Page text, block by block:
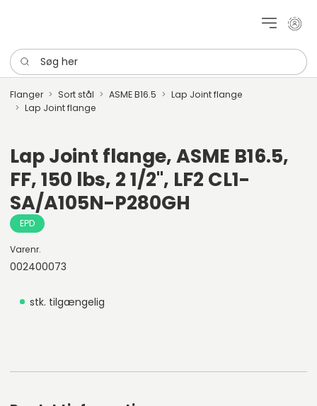
Mit
Søg her
Flanger Sort stål ASME B16.5
Lap Joint flange
Lap Joint flange
Lap Joint flange, ASME B16.5,
FF, 150 lbs, 2 1/2", LF2 CL1-
SA/A105N-P280GH
EPD
Varenr.
002400073
stk. tilgængelig